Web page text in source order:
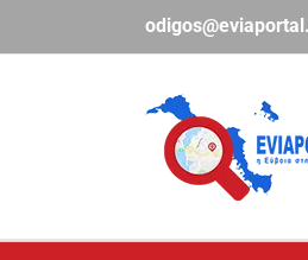
περιεχόμενο